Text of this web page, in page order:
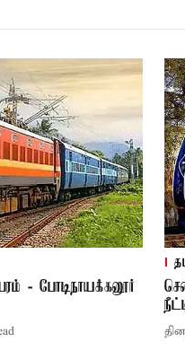
- போடிநாயக்கனூர்